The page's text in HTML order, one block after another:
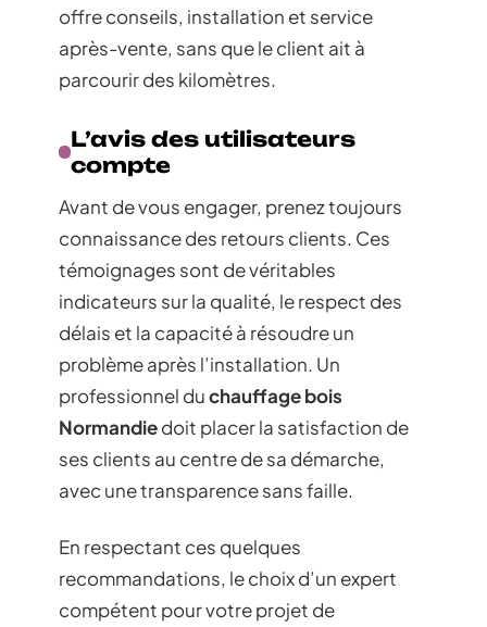
offre conseils, installation et service
après-vente, sans que le client ait à
parcourir des kilomètres.
L’avis des utilisateurs
compte
Avant de vous engager, prenez toujours
connaissance des retours clients. Ces
témoignages sont de véritables
indicateurs sur la qualité, le respect des
délais et la capacité à résoudre un
problème après l’installation. Un
professionnel duchauffage bois
Normandiedoit placer la satisfaction de
ses clients au centre de sa démarche,
avec une transparence sans faille.
En respectant ces quelques
recommandations, le choix d’un expert
compétent pour votre projet de